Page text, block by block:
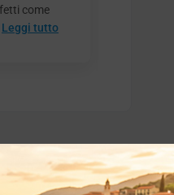
come
Leggi tutto